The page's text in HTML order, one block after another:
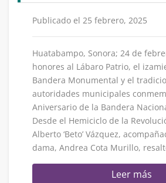
Publicado el 25 febrero, 2025
Huatabampo, Sonora; 24 de
honores al Lábaro Patrio, el
Bandera Monumental y el
autoridades municipales
Aniversario de la Bandera
Desde el Hemiciclo de la
Alberto ‘Beto’ Vázquez,
dama, Andrea Cota Murillo,
Leer más